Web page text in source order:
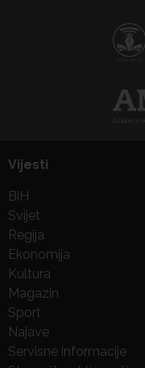
Vijesti
BiH
Svijet
Regija
Ekonomija
Kultura
Magazin
Sport
Najave
Servisne informacije